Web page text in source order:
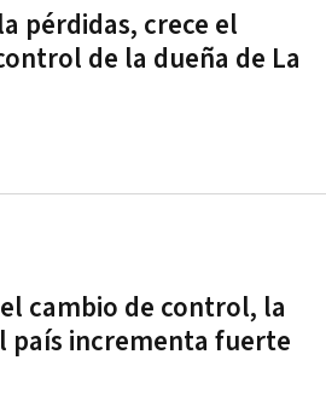
pérdidas, crece el
de la dueña de La
cambio de control, la
país incrementa fuerte